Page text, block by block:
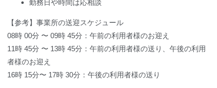
勤務日や時間は応相談
【参考】事業所の送迎スケジュール
08時 00分 〜 09時 45分：午前の利用者様のお迎え
11時 45分 〜 13時 45分：午前の利用者様の送り、午後の利用
者様のお迎え
16時 15分〜 17時 30分：午後の利用者様の送り